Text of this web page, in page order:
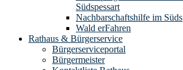
Südspessart
Nachbarschaftshilfe im
Wald erFahren
Rathaus & Bürgerservice
Bürgerserviceportal
Bürgermeister